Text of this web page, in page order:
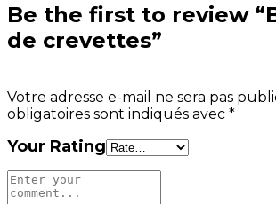
Be the first to review
de crevettes”
Votre adresse e-mail ne sera pas
obligatoires sont indiqués avec *
Your Rating